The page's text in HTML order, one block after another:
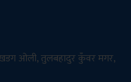
खडग ओली, तुलबहादुर कुँवर मगर,